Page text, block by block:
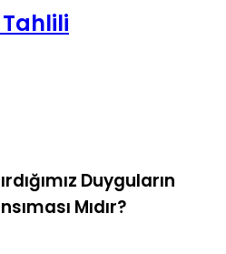
Duyguların
Mıdır?